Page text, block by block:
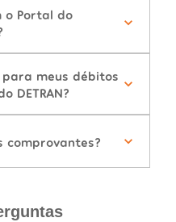
o Portal do
meus débitos
DETRAN?
comprovantes?